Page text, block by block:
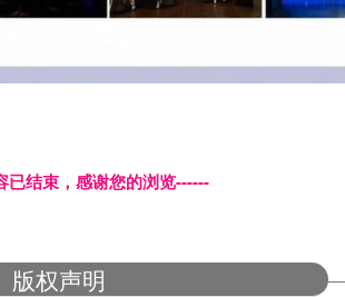
已结束，感谢您的浏览------
版权声明